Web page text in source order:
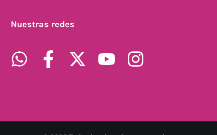
Nuestras redes